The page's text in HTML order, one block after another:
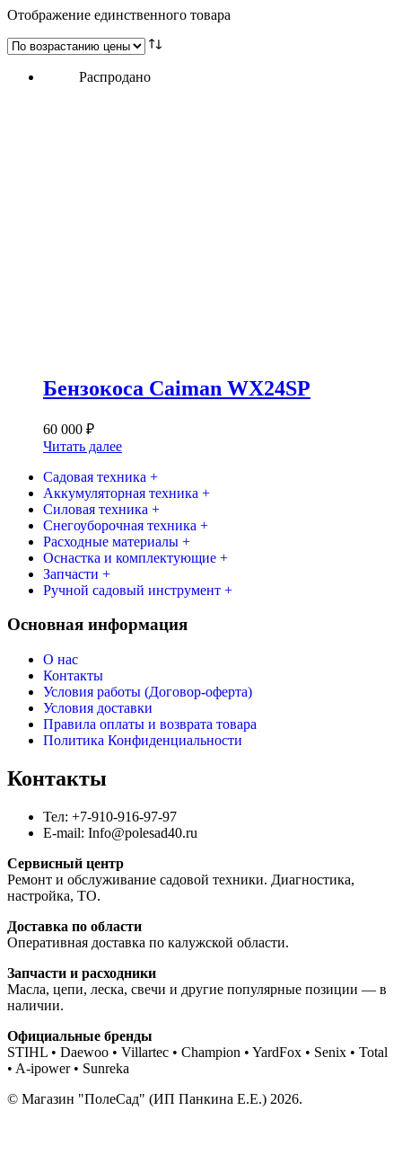
Отображение единственного товара
Распродано
Бензокоса Caiman WX24SP
60 000 ₽
Читать далее
Садовая техника +
Аккумуляторная техника +
Силовая техника +
Снегоуборочная техника +
Расходные материалы +
Оснастка и комплектующие +
Запчасти +
Ручной садовый инструмент +
Основная информация
О нас
Контакты
Условия работы (Договор-оферта)
Условия доставки
Правила оплаты и возврата товара
Политика Конфиденциальности
Контакты
Тел: +7-910-916-97-97
E-mail: Info@polesad40.ru
Сервисный центр
Ремонт и обслуживание садовой техники. Диагностика,
настройка, ТО.
Доставка по области
Оперативная доставка по калужской области.
Запчасти и расходники
Масла, цепи, леска, свечи и другие популярные позиции — в
наличии.
Официальные бренды
STIHL • Daewoo • Villartec • Champion • YardFox • Senix • Total
• A-ipower • Sunreka
© Магазин "ПолеСад" (ИП Панкина Е.Е.) 2026.